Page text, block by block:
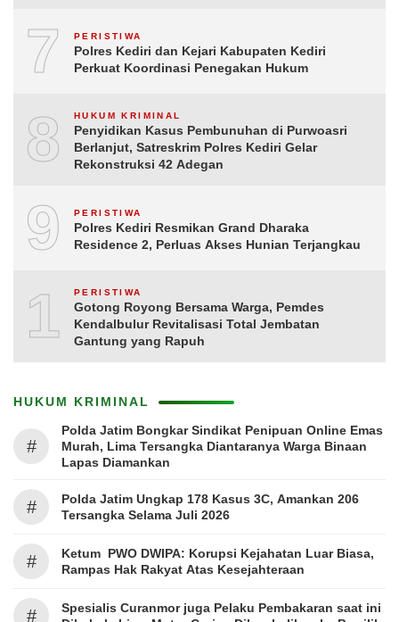
7 PERISTIWA
Polres Kediri dan Kejari Kabupaten Kediri
Perkuat Koordinasi Penegakan Hukum
8 HUKUM KRIMINAL
Penyidikan Kasus Pembunuhan di Purwoasri
Berlanjut, Satreskrim Polres Kediri Gelar
Rekonstruksi 42 Adegan
9 PERISTIWA
Polres Kediri Resmikan Grand Dharaka
Residence 2, Perluas Akses Hunian Terjangkau
10PERISTIWA
Gotong Royong Bersama Warga, Pemdes
Kendalbulur Revitalisasi Total Jembatan
Gantung yang Rapuh
HUKUM KRIMINAL
#
Polda Jatim Bongkar Sindikat Penipuan Online Emas
Murah, Lima Tersangka Diantaranya Warga Binaan
Lapas Diamankan
#
Polda Jatim Ungkap 178 Kasus 3C, Amankan 206
Tersangka Selama Juli 2026
#
Ketum PWO DWIPA: Korupsi Kejahatan Luar Biasa,
Rampas Hak Rakyat Atas Kesejahteraan
#
Spesialis Curanmor juga Pelaku Pembakaran saat ini